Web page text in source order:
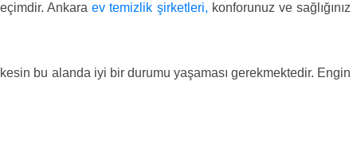
Ankaraev temizlik şirketleri, konforunuz ve sağlığınız
bu alanda iyi bir durumu yaşaması gerekmektedir. Engin